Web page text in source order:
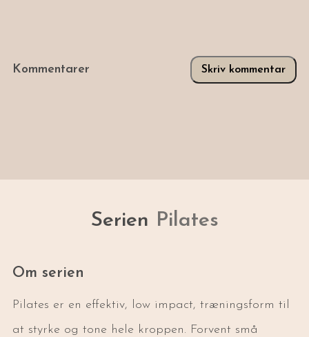
Kommentarer Skriv kommentar
Serien Pilates
Om serien
Pilates er en effektiv, low impact, træningsform til
at styrke og tone hele kroppen. Forvent små